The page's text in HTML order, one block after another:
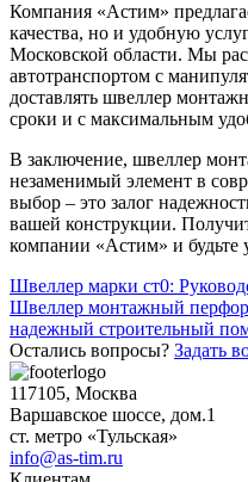
Компания «Астим»
качества, но и удобную
Московской области. Мы
автотранспортом с
доставлять швеллер
сроки и с максимальным
В заключение, швеллер
незаменимый элемент в
выбор – это залог
вашей конструкции.
компании «Астим» и будьте
Навигация
по
записям
Швеллер марки ст0:
Швеллер монтажный
надежный строительный
Остались вопросы? Задать
117105, Москва
Варшавское шоссе, дом.1
ст. метро «Тульская»
info@as-tim.ru